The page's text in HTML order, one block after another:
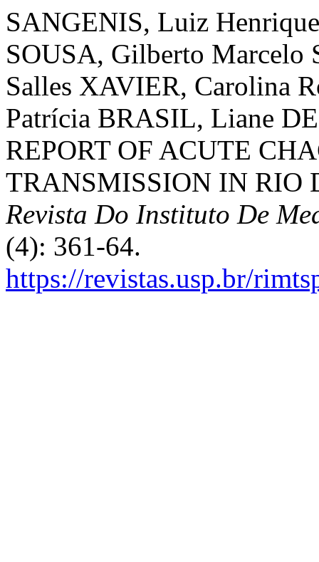
SANGENIS, Luiz
SOUSA, Gilberto Marcelo
Salles XAVIER, Carolina
Patrícia BRASIL, Liane
REPORT OF ACUTE
TRANSMISSION IN RIO
Revista Do Instituto De
(4): 361-64.
https://revistas.usp.br/